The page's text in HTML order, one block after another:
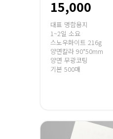
15,000
대표 명함용지
1~2일 소요
스노우화이트 216g
양면칼라 90*50mm
양면 무광코팅
기본 500매